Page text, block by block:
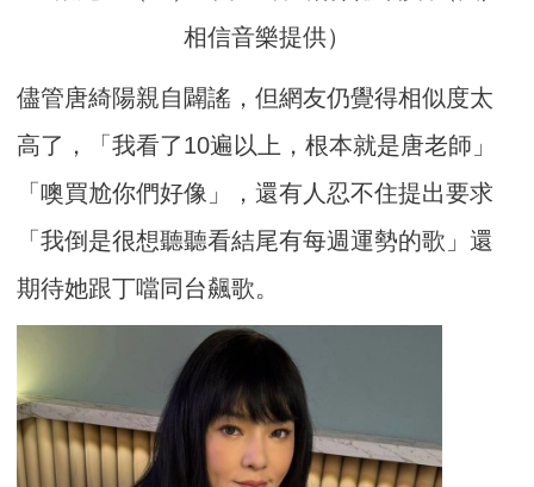
相信音樂提供）
儘管唐綺陽親自闢謠，但網友仍覺得相似度太
高了，「我看了10遍以上，根本就是唐老師」
「噢買尬你們好像」，還有人忍不住提出要求
「我倒是很想聽聽看結尾有每週運勢的歌」還
期待她跟丁噹同台飆歌。